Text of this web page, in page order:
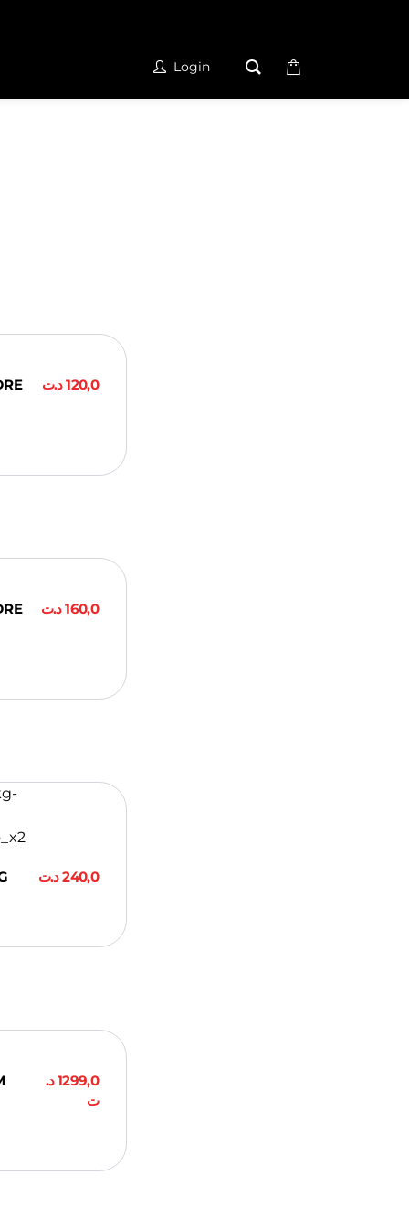
Login
120,0د.ت
160,0د.ت
240,0د.ت
1299,0د.
ت